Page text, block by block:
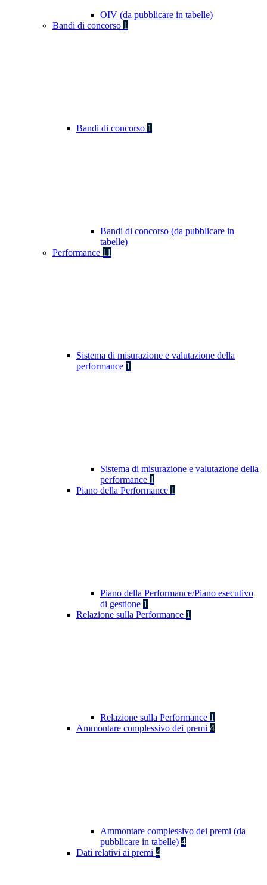
OIV (da pubblicare in tabelle)
Bandi di concorso 1
Bandi di concorso 1
Bandi di concorso (da pubblicare in
tabelle)
Performance 11
Sistema di misurazione e valutazione della
performance 1
Sistema di misurazione e valutazione della
performance 1
Piano della Performance 1
Piano della Performance/Piano esecutivo
di gestione 1
Relazione sulla Performance 1
Relazione sulla Performance 1
Ammontare complessivo dei premi 4
Ammontare complessivo dei premi (da
pubblicare in tabelle) 4
Dati relativi ai premi 4